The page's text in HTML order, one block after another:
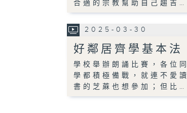
合適的宗教幫助自己趨吉…
2025-03-30
好鄰居齊學基本法
學校舉辦朗誦比賽，各位同
學都積極備戰，就連不愛讀
書的芝蔴也想參加；但比…